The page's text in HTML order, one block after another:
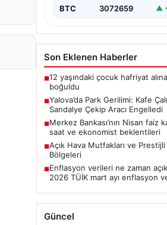
BTC 3072659 ▲
Son Eklenen Haberler
■12 yaşındaki çocuk hafriyat
boğuldu
■Yalova’da Park Gerilimi: Kafe
Sandalye Çekip Aracı Engelledi
■Merkez Bankası’nın Nisan faiz
saat ve ekonomist beklentileri
■Açık Hava Mutfakları ve Prestijli
Bölgeleri
■Enflasyon verileri ne zaman
2026 TÜİK mart ayı enflasyon
Güncel